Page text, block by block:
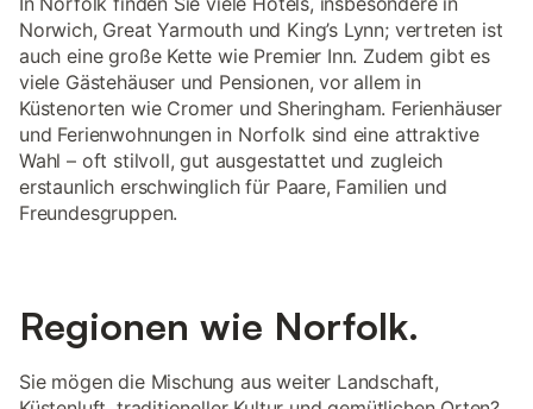
Norwich, Great Yarmouth und King’s Lynn; vertreten ist
auch eine große Kette wie Premier Inn. Zudem gibt es
viele Gästehäuser und Pensionen, vor allem in
Küstenorten wie Cromer und Sheringham. Ferienhäuser
und Ferienwohnungen in Norfolk sind eine attraktive
Wahl – oft stilvoll, gut ausgestattet und zugleich
erstaunlich erschwinglich für Paare, Familien und
Freundesgruppen.
Regionen wie Norfolk.
Sie mögen die Mischung aus weiter Landschaft,